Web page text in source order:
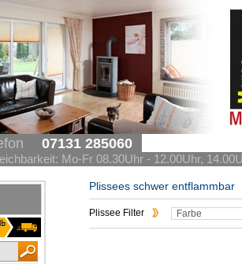
07131 285060
Mo-Fr 08.30Uhr - 12.00Uhr,
Plissees schwer entflammbar
Plissee Filter Farbe